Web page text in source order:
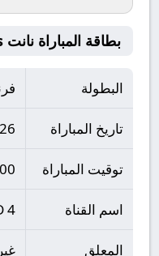
بطاقة المباراة نانت Vs نيس
البطولة
تاريخ المباراة
توقيت المباراة
اسم القناة 4
المعلق